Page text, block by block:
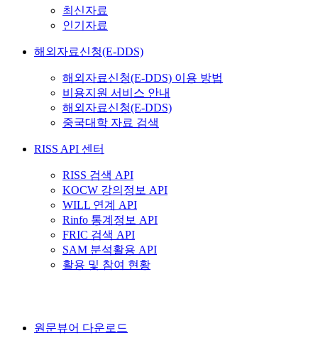
최신자료
인기자료
해외자료신청(E-DDS)
해외자료신청(E-DDS) 이용 방법
비용지원 서비스 안내
해외자료신청(E-DDS)
중국대학 자료 검색
RISS API 센터
RISS 검색 API
KOCW 강의정보 API
WILL 연계 API
Rinfo 통계정보 API
FRIC 검색 API
SAM 분석활용 API
활용 및 참여 현황
원문뷰어 다운로드